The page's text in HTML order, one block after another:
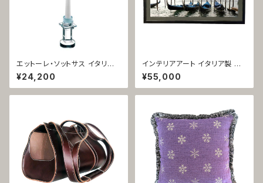
エットーレ・ソットサス イタリア
製 キャンドルスタンド ガラス製
ルーチェ ディ アモーレ 1903
¥24,200
インテリアアート イタリア製 フ
ォト額装 ヨーロッパ風 ベネチア
風景 1426
¥55,000